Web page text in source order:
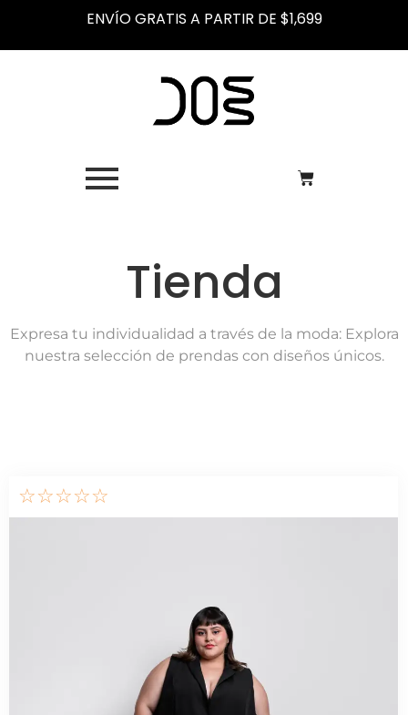
ENVÍO GRATIS A PARTIR DE $1,699
Tienda
Expresa tu individualidad a través de la moda: Explora
nuestra selección de prendas con diseños únicos.
☆☆☆☆☆